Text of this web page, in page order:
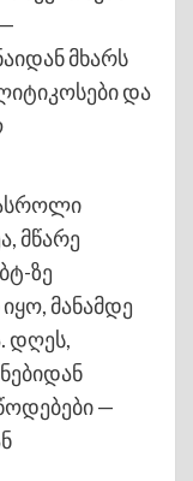
მხარს
და
მწარე
ზე
მანამდე
დღეს,
—